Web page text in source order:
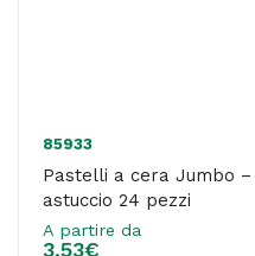
85933
Pastelli a cera Jumbo –
astuccio 24 pezzi
A partire da
3,53€